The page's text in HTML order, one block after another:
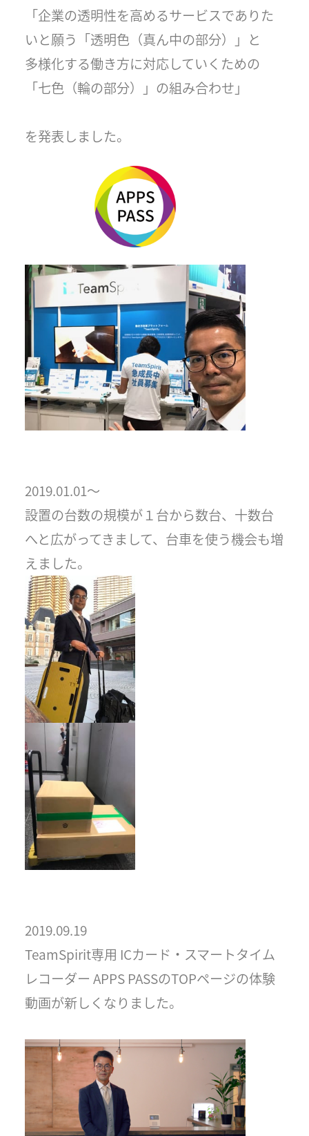
「企業の透明性を高めるサービスでありた
いと願う「透明色（真ん中の部分）」と
多様化する働き方に対応していくための
「七色（輪の部分）」の組み合わせ」
を発表しました。
2019.01.01〜
設置の台数の規模が１台から数台、十数台
へと広がってきまして、台車を使う機会も増
えました。
2019.09.19
TeamSpirit専用 ICカード・スマートタイム
レコーダー APPS PASSのTOPページの体験
動画が新しくなりました。